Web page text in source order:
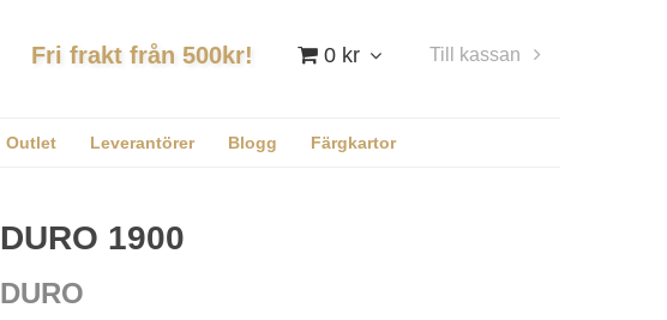
0 kr Till kassan
Fri frakt från 500kr!
Outlet Leverantörer Blogg Färgkartor
DURO 1900
DURO